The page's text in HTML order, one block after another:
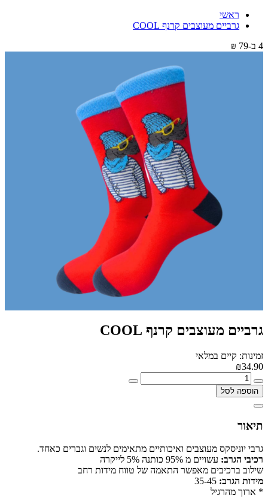
ראשי
גרביים מעוצבים קרנף COOL
4 ב-79 ₪
גרביים מעוצבים קרנף COOL
זמינות: קיים במלאי
₪34.90
הוספה לסל
תיאור
גרבי יוניסקס מעוצבים ואיכותיים מתאימים לנשים וגברים כאחד.
רכיבי הגרב: עשויים מ 95% כותנה 5% לייקרה
שילוב ברכיבים מאפשר התאמה של טווח מידות רחב
מידות הגרב: 35-45
* ארוך מהרגיל